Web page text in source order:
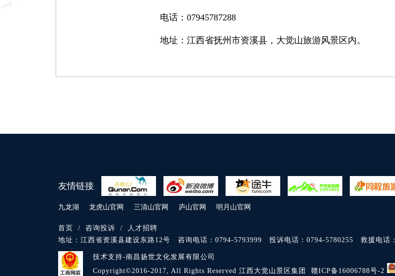
电话： 07945787288
地址： 江西省抚州市资溪县，大觉山旅游风景区内。
友情链接
九龙湖 龙虎山官网 三清山官网 庐山官网 明月山官网
首页 / 咨询投诉 /
人才招聘
地址： 江西省资溪县建设东路12号 咨询电话： 0794-5793999 投诉电话： 0794-5780255 救援电话：
技术支持-南昌扬世文化发展有限公司
Copyright©2016-2017, All Rights Reserved 江西大觉山景区集团 赣ICP备16006788号-2